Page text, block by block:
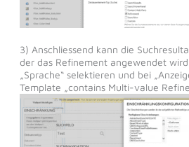
3) Anschliessend kann die
der das Refinement angewendet
„Sprache“ selektieren und bei
Template „contains Multi-value